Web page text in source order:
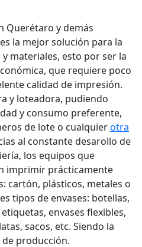
Querétaro y demás
la mejor solución para la
materiales, esto por ser la
que requiere poco
calidad de impresión.
y loteadora, pudiendo
y consumo preferente,
de lote o cualquierotra
al constante desarollo de
los equipos que
imprimir prácticamente
cartón, plásticos, metales o
tipos de envases: botellas,
envases flexibles,
sacos, etc. Siendo la
producción.